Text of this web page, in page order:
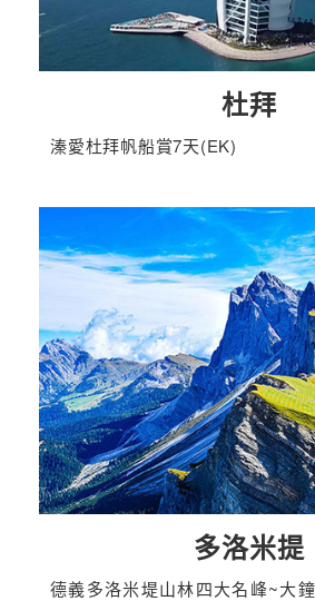
杜拜
溱愛杜拜帆船賞7天(EK)
多洛米提
德義多洛米堤山林四大名峰~大